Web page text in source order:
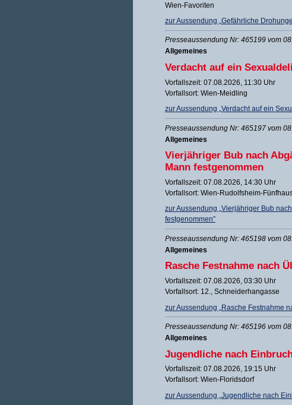
Wien-Favoriten
zur Aussendung „Gefährliche
Presseaussendung Nr: 465199 vom
Allgemeines
Verdacht auf ein
Vorfallszeit: 07.08.2026, 11:30 Uhr
Vorfallsort: Wien-Meidling
zur Aussendung „Verdacht auf ein
Presseaussendung Nr: 465197 vom
Allgemeines
Vierjähriger Bub nach
Mann festgenommen
Vorfallszeit: 07.08.2026, 14:30 Uhr
Vorfallsort: Wien-Rudolfsheim-
zur Aussendung „Vierjähriger Bub
festgenommen”
Presseaussendung Nr: 465198 vom
Allgemeines
Rasche Festnahme nach
Vorfallszeit: 07.08.2026, 03:30 Uhr
Vorfallsort: 12., Schneiderhangasse
zur Aussendung „Rasche Festnahme
Presseaussendung Nr: 465196 vom
Allgemeines
Jugendliche nach
Vorfallszeit: 07.08.2026, 19:15 Uhr
Vorfallsort: Wien-Floridsdorf
zur Aussendung „Jugendliche nach